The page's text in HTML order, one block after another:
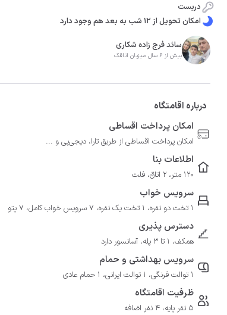
دربست
امکان تحویل از 12 شب به بعد هم وجود دارد
سائد فرج زاده شکاری
بیش از 6 سال میزبان اتاقک
درباره اقامتگاه
امکان پرداخت اقساطی
امکان پرداخت اقساطی از طریق تارا، دیجی‌پی و ...
اطلاعات بنا
120 متر، 2 اتاق، فلت
سرویس خواب
1 تخت دو نفره، 1 تخت یک نفره، 7 سرویس خواب کامل، 7 پتو
دسترس پذیری
همکف، 1 تا 3 پله، آسانسور دارد
سرویس بهداشتی و حمام
1 توالت فرنگی، 1 توالت ایرانی، 1 حمام عادی
ظرفیت اقامتگاه
5 نفر پایه، 4 نفر اضافه